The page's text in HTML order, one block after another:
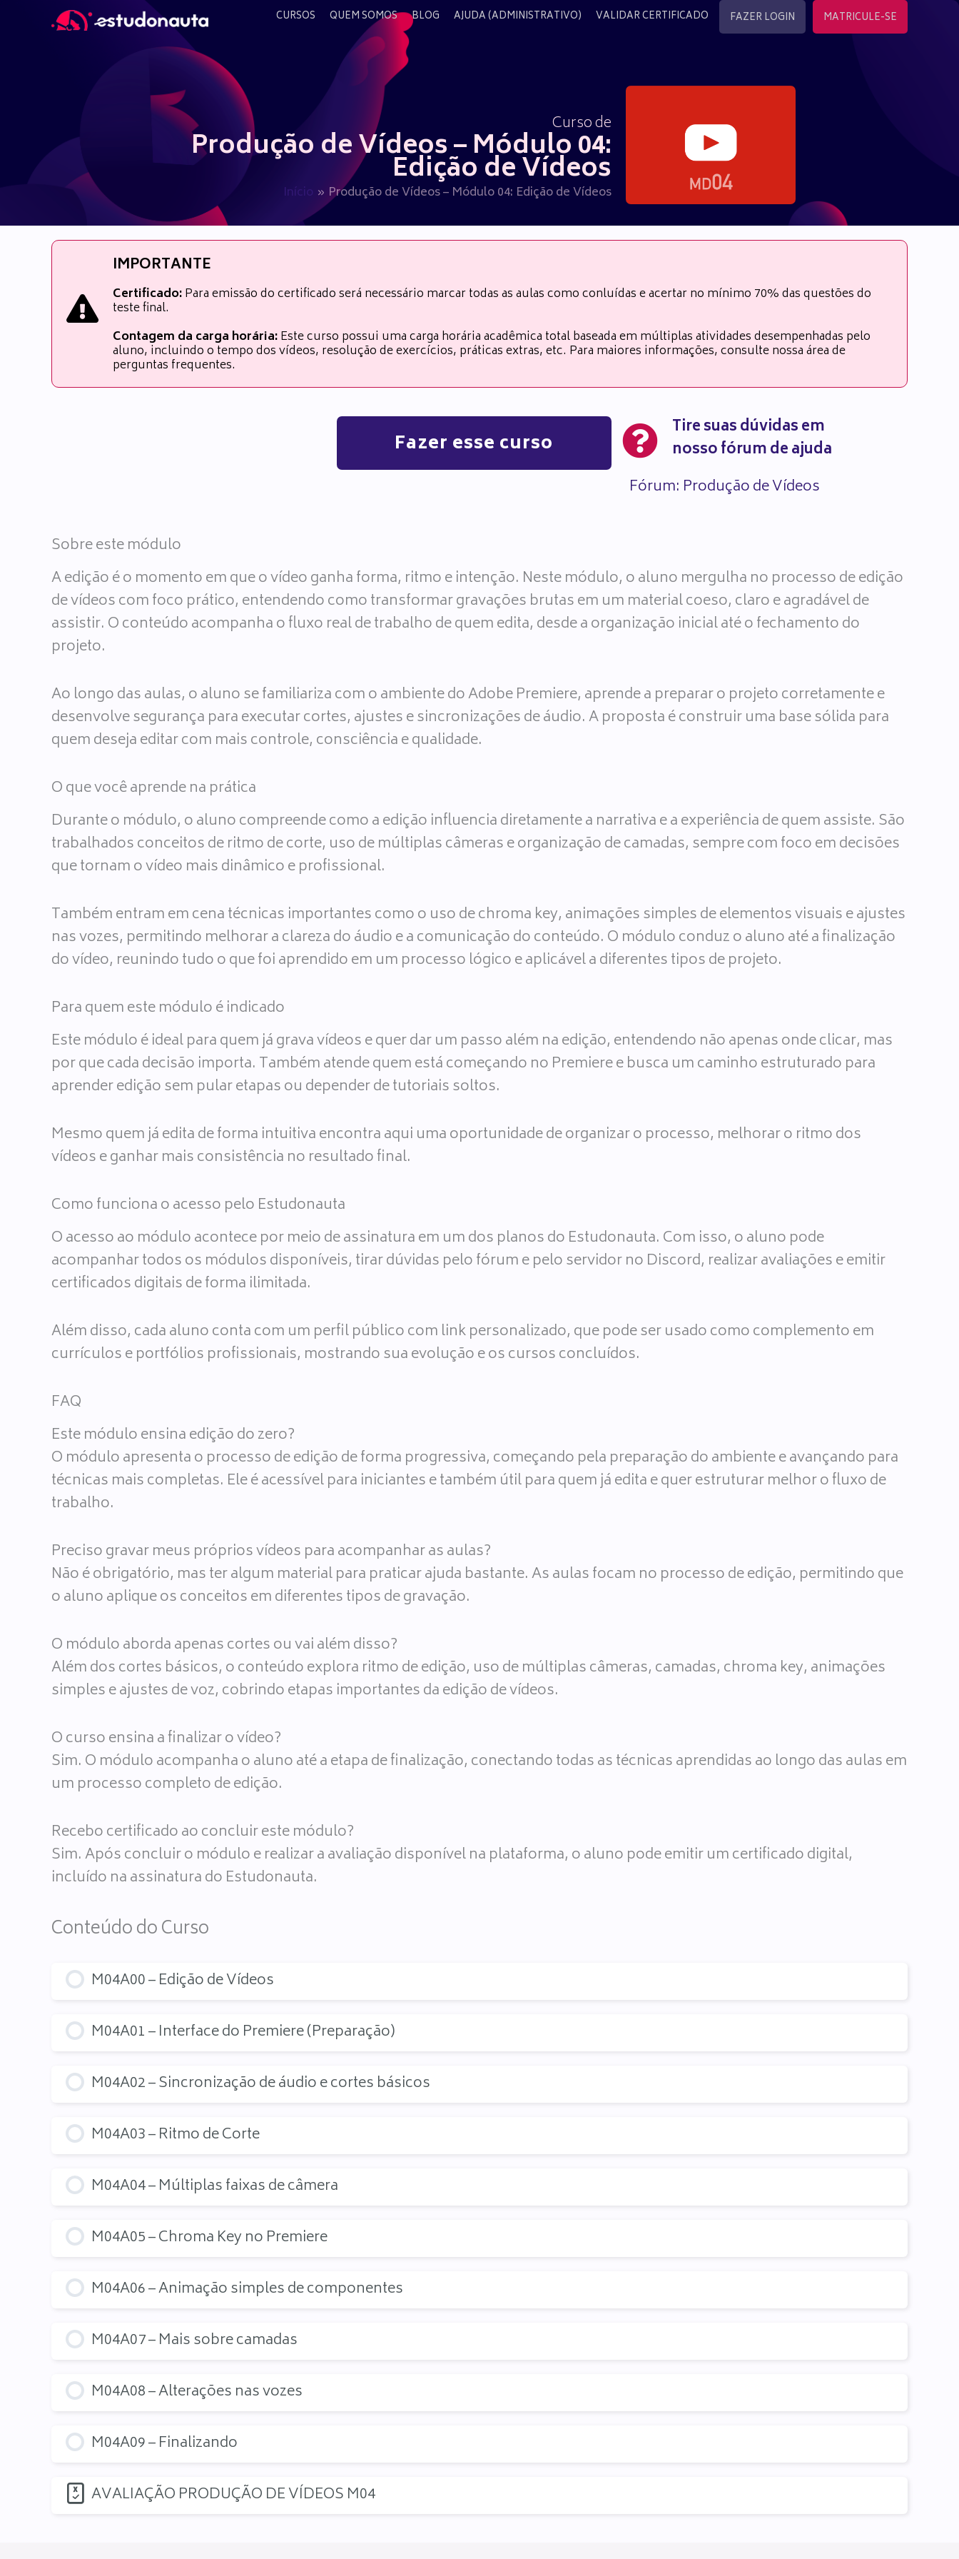
CURSOS QUEM SOMOS BLOG AJUDA (ADMINISTRATIVO) VALIDAR CERTIFICADO FAZER LOGIN MATRICULE-SE
Curso de
Produção de Vídeos – Módulo 04:
Edição de Vídeos
Início Produção de Vídeos – Módulo 04: Edição de Vídeos
IMPORTANTE
Certificado:Para emissão do certificado será necessário marcar todas as aulas como conluídas e acertar no mínimo 70% das questões do
teste final.
Contagem da carga horária:Este curso possui uma carga horária acadêmica total baseada em múltiplas atividades desempenhadas pelo
aluno, incluindo o tempo dos vídeos, resolução de exercícios, práticas extras, etc. Para maiores informações, consulte nossa área de
perguntas frequentes.
Fazer esse curso
Tire suas dúvidas em
nosso fórum de ajuda
Fórum: Produção de Vídeos
Sobre este módulo
A edição é o momento em que o vídeo ganha forma, ritmo e intenção. Neste módulo, o aluno mergulha no processo de edição
de vídeos com foco prático, entendendo como transformar gravações brutas em um material coeso, claro e agradável de
assistir. O conteúdo acompanha o fluxo real de trabalho de quem edita, desde a organização inicial até o fechamento do
projeto.
Ao longo das aulas, o aluno se familiariza com o ambiente do Adobe Premiere, aprende a preparar o projeto corretamente e
desenvolve segurança para executar cortes, ajustes e sincronizações de áudio. A proposta é construir uma base sólida para
quem deseja editar com mais controle, consciência e qualidade.
O que você aprende na prática
Durante o módulo, o aluno compreende como a edição influencia diretamente a narrativa e a experiência de quem assiste. São
trabalhados conceitos de ritmo de corte, uso de múltiplas câmeras e organização de camadas, sempre com foco em decisões
que tornam o vídeo mais dinâmico e profissional.
Também entram em cena técnicas importantes como o uso de chroma key, animações simples de elementos visuais e ajustes
nas vozes, permitindo melhorar a clareza do áudio e a comunicação do conteúdo. O módulo conduz o aluno até a finalização
do vídeo, reunindo tudo o que foi aprendido em um processo lógico e aplicável a diferentes tipos de projeto.
Para quem este módulo é indicado
Este módulo é ideal para quem já grava vídeos e quer dar um passo além na edição, entendendo não apenas onde clicar, mas
por que cada decisão importa. Também atende quem está começando no Premiere e busca um caminho estruturado para
aprender edição sem pular etapas ou depender de tutoriais soltos.
Mesmo quem já edita de forma intuitiva encontra aqui uma oportunidade de organizar o processo, melhorar o ritmo dos
vídeos e ganhar mais consistência no resultado final.
Como funciona o acesso pelo Estudonauta
O acesso ao módulo acontece por meio de assinatura em um dos planos do Estudonauta. Com isso, o aluno pode
acompanhar todos os módulos disponíveis, tirar dúvidas pelo fórum e pelo servidor no Discord, realizar avaliações e emitir
certificados digitais de forma ilimitada.
Além disso, cada aluno conta com um perfil público com link personalizado, que pode ser usado como complemento em
currículos e portfólios profissionais, mostrando sua evolução e os cursos concluídos.
FAQ
Este módulo ensina edição do zero?
O módulo apresenta o processo de edição de forma progressiva, começando pela preparação do ambiente e avançando para
técnicas mais completas. Ele é acessível para iniciantes e também útil para quem já edita e quer estruturar melhor o fluxo de
trabalho.
Preciso gravar meus próprios vídeos para acompanhar as aulas?
Não é obrigatório, mas ter algum material para praticar ajuda bastante. As aulas focam no processo de edição, permitindo que
o aluno aplique os conceitos em diferentes tipos de gravação.
O módulo aborda apenas cortes ou vai além disso?
Além dos cortes básicos, o conteúdo explora ritmo de edição, uso de múltiplas câmeras, camadas, chroma key, animações
simples e ajustes de voz, cobrindo etapas importantes da edição de vídeos.
O curso ensina a finalizar o vídeo?
Sim. O módulo acompanha o aluno até a etapa de finalização, conectando todas as técnicas aprendidas ao longo das aulas em
um processo completo de edição.
Recebo certificado ao concluir este módulo?
Sim. Após concluir o módulo e realizar a avaliação disponível na plataforma, o aluno pode emitir um certificado digital,
incluído na assinatura do Estudonauta.
Conteúdo do Curso
M04A00 – Edição de Vídeos
M04A01 – Interface do Premiere (Preparação)
M04A02 – Sincronização de áudio e cortes básicos
M04A03 – Ritmo de Corte
M04A04 – Múltiplas faixas de câmera
M04A05 – Chroma Key no Premiere
M04A06 – Animação simples de componentes
M04A07 – Mais sobre camadas
M04A08 – Alterações nas vozes
M04A09 – Finalizando
AVALIAÇÃO PRODUÇÃO DE VÍDEOS M04